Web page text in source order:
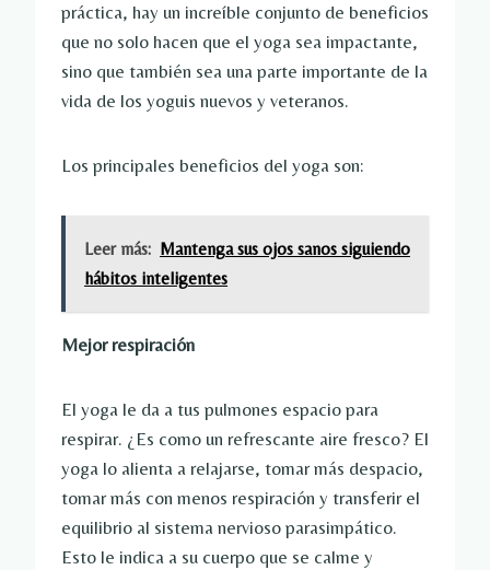
práctica, hay un increíble conjunto de beneficios
que no solo hacen que el yoga sea impactante,
sino que también sea una parte importante de la
vida de los yoguis nuevos y veteranos.
Los principales beneficios del yoga son:
Leer más: Mantenga sus ojos sanos siguiendo
hábitos inteligentes
Mejor respiración
El yoga le da a tus pulmones espacio para
respirar. ¿Es como un refrescante aire fresco? El
yoga lo alienta a relajarse, tomar más despacio,
tomar más con menos respiración y transferir el
equilibrio al sistema nervioso parasimpático.
Esto le indica a su cuerpo que se calme y